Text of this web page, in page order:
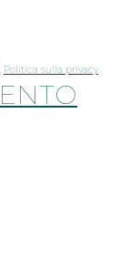
Politica sulla privacy